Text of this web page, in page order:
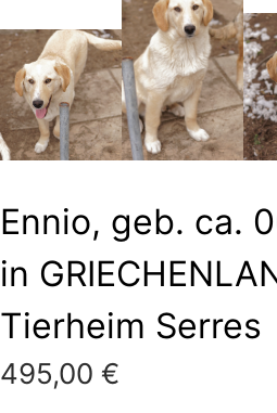
Ennio, geb. ca.
in
Tierheim Serres
495,00 €